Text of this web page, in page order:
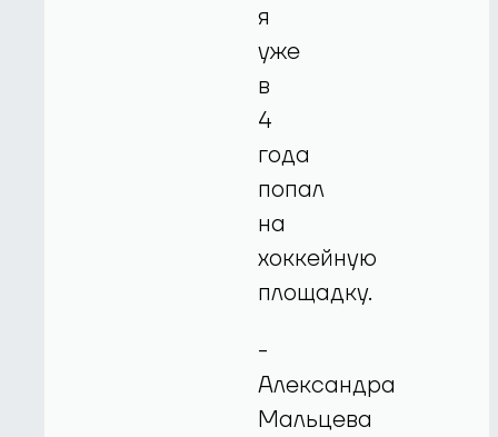
я
уже
в
4
года
попал
на
хоккейную
площадку.
-
Александра
Мальцева